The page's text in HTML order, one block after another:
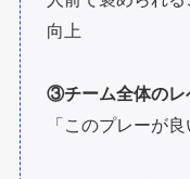
向上
③チーム全体のレ
「このプレーが